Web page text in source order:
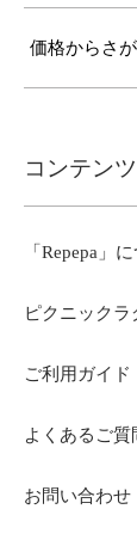
価格からさ
コンテンツ
「Repepa」
ピクニックラ
ご利用ガイド
よくあるご質
お問い合わせ